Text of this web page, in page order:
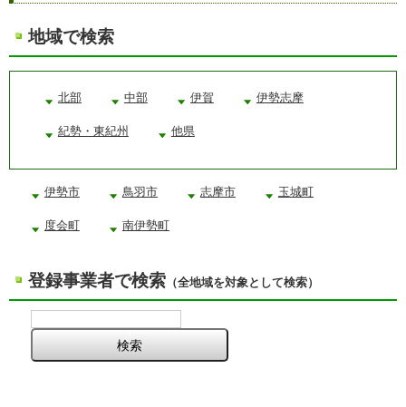
地域で検索
北部 中部 伊賀 伊勢志摩
紀勢・東紀州 他県
伊勢市 鳥羽市 志摩市 玉城町
度会町 南伊勢町
登録事業者で検索 （全地域を対象として検索）